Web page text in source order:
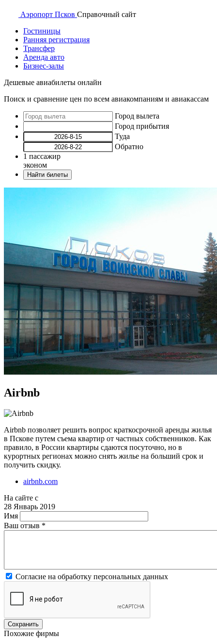
Аэропорт Псков Справочный сайт
Гостиницы
Ранняя регистрация
Трансфер
Аренда авто
Бизнес-залы
Дешевые авиабилеты онлайн
Поиск и сравнение цен по всем авиакомпаниям и авиакассам
Город вылета
Город прибытия
Туда
Обратно
1 пассажир
эконом
Найти билеты
Airbnb
Airbnb позволяет решить вопрос краткосрочной аренды жилья
в Пскове путем съема квартир от частных собственников. Как
правило, в России квартиры сдаются посуточно, но в
курортных регионах можно снять жилье на больший срок и
получить скидку.
airbnb.com
На сайте с
28 Январь 2019
Имя
Ваш отзыв *
Согласие на обработку персональных данных
Похожие фирмы